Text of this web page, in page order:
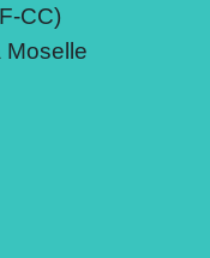
CC)
Moselle